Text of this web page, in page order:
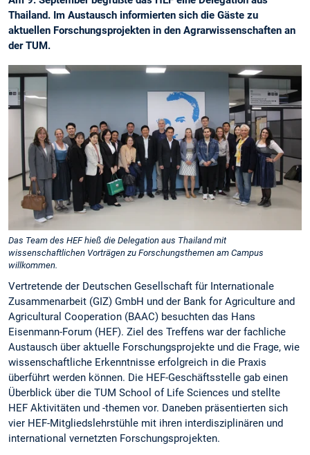
Thailand. Im Austausch informierten sich die Gäste zu
aktuellen Forschungsprojekten in den Agrarwissenschaften an
der TUM.
Das Team des HEF hieß die Delegation aus Thailand mit
wissenschaftlichen Vorträgen zu Forschungsthemen am Campus
willkommen.
Vertretende der Deutschen Gesellschaft für Internationale
Zusammenarbeit (GIZ) GmbH und der Bank for Agriculture and
Agricultural Cooperation (BAAC) besuchten das Hans
Eisenmann-Forum (HEF). Ziel des Treffens war der fachliche
Austausch über aktuelle Forschungsprojekte und die Frage, wie
wissenschaftliche Erkenntnisse erfolgreich in die Praxis
überführt werden können. Die HEF-Geschäftsstelle gab einen
Überblick über die TUM School of Life Sciences und stellte
HEF Aktivitäten und -themen vor. Daneben präsentierten sich
vier HEF-Mitgliedslehrstühle mit ihren interdisziplinären und
international vernetzten Forschungsprojekten.